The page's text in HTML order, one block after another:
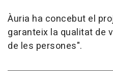
Àuria ha concebut el
garanteix la qualitat de
de les persones".